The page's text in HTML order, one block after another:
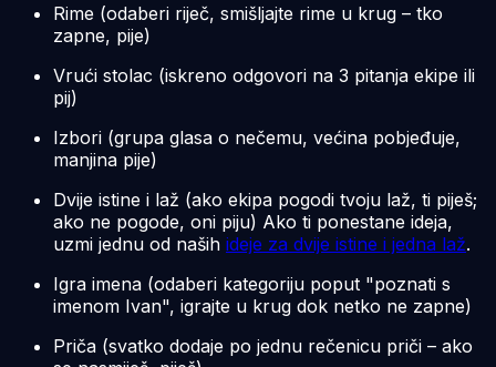
Rime (odaberi riječ, smišljajte rime u krug – tko
zapne, pije)
Vrući stolac (iskreno odgovori na 3 pitanja ekipe ili
pij)
Izbori (grupa glasa o nečemu, većina pobjeđuje,
manjina pije)
Dvije istine i laž (ako ekipa pogodi tvoju laž, ti piješ;
ako ne pogode, oni piju) Ako ti ponestane ideja,
uzmi jednu od naših ideje za dvije istine i jedna laž.
Igra imena (odaberi kategoriju poput "poznati s
imenom Ivan", igrajte u krug dok netko ne zapne)
Priča (svatko dodaje po jednu rečenicu priči – ako